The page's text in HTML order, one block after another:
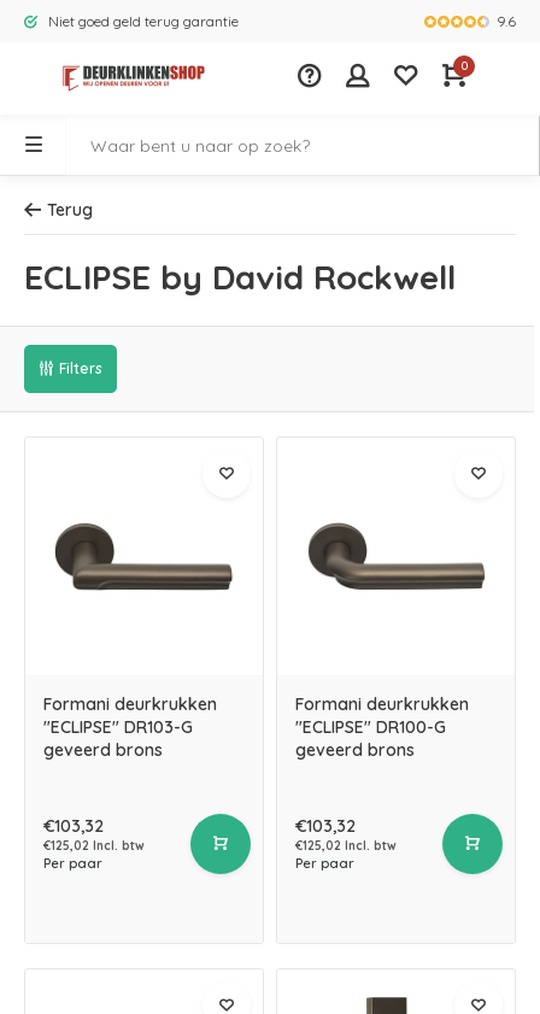
Niet goed geld terug garantie Grootste
9.6
0
Terug
ECLIPSE by David Rockwell
Filters
Formani deurkrukken
"ECLIPSE" DR103-G
geveerd brons
€103,32
€125,02 Incl. btw
Per paar
Formani deurkrukken
"ECLIPSE" DR100-G
geveerd brons
€103,32
€125,02 Incl. btw
Per paar